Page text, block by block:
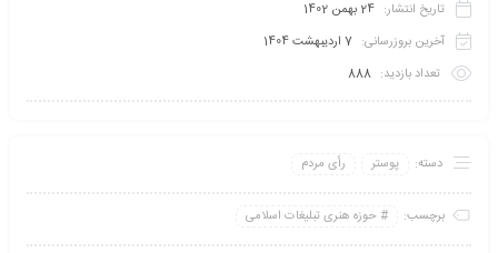
تاریخ انتشار: 24 بهمن 1402
آخرین بروزرسانی: 7 اردیبهشت 1404
تعداد بازدید: 888
دسته: پوستر رأی مردم
برچسب: حوزه هنری تبلیغات اسلامی